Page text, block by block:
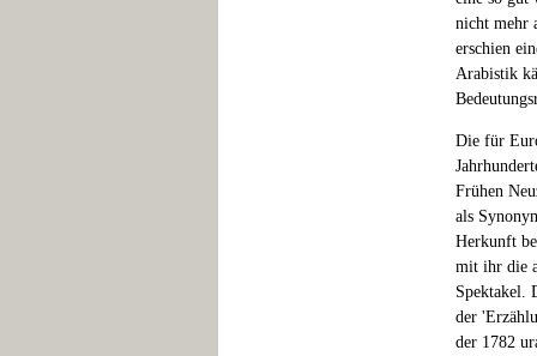
nicht mehr
erschien
Arabistik
Die für
Frühen
als
Herkunft
mit ihr die
Spektakel.
der
der 1782